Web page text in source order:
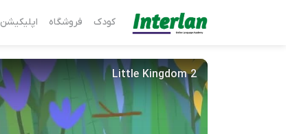
کودک فروشگاه اپلیکیشن